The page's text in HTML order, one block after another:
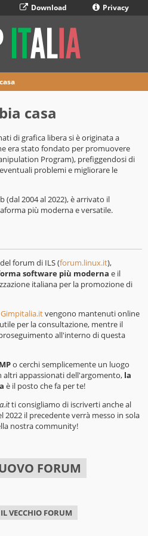
Download Privacy
casa
di grafica libera si è originata a
era stato fondato per promuovere
Program), prefiggendosi di
problemi e migliorare le
(dal 2004 al 2022), è arrivato il
più moderna e versatile.
forum di ILS (forum.linux.it),
software più moderna e il
italiana per la promozione di
vengono mantenuti online
per la consultazione, mentre il
all'interno di questa
o cerchi semplicemente un luogo
altri appassionati dell'argomento, la
è il posto che fa per te!
ti consigliamo di iscriverti anche al
il precedente verrà messo in sola
nostra community!
FORUM
VECCHIO FORUM